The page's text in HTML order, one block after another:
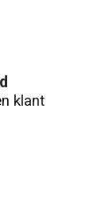
klant